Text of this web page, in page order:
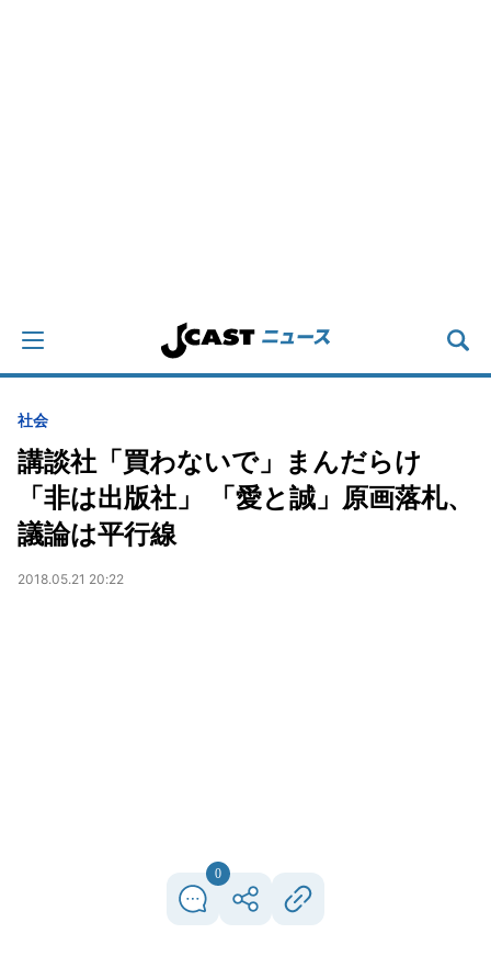
社会
講談社「買わないで」まんだらけ
「非は出版社」 「愛と誠」原画落札、
議論は平行線
2018.05.21 20:22
0